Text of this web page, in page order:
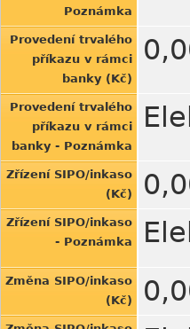
Poznámka
Provedení trvalého
příkazu v rámci
banky (Kč)
Provedení trvalého
příkazu v rámci
banky - Poznámka
Zřízení SIPO/inkaso
(Kč)
Zřízení SIPO/inkaso
- Poznámka
Změna SIPO/inkaso
(Kč)